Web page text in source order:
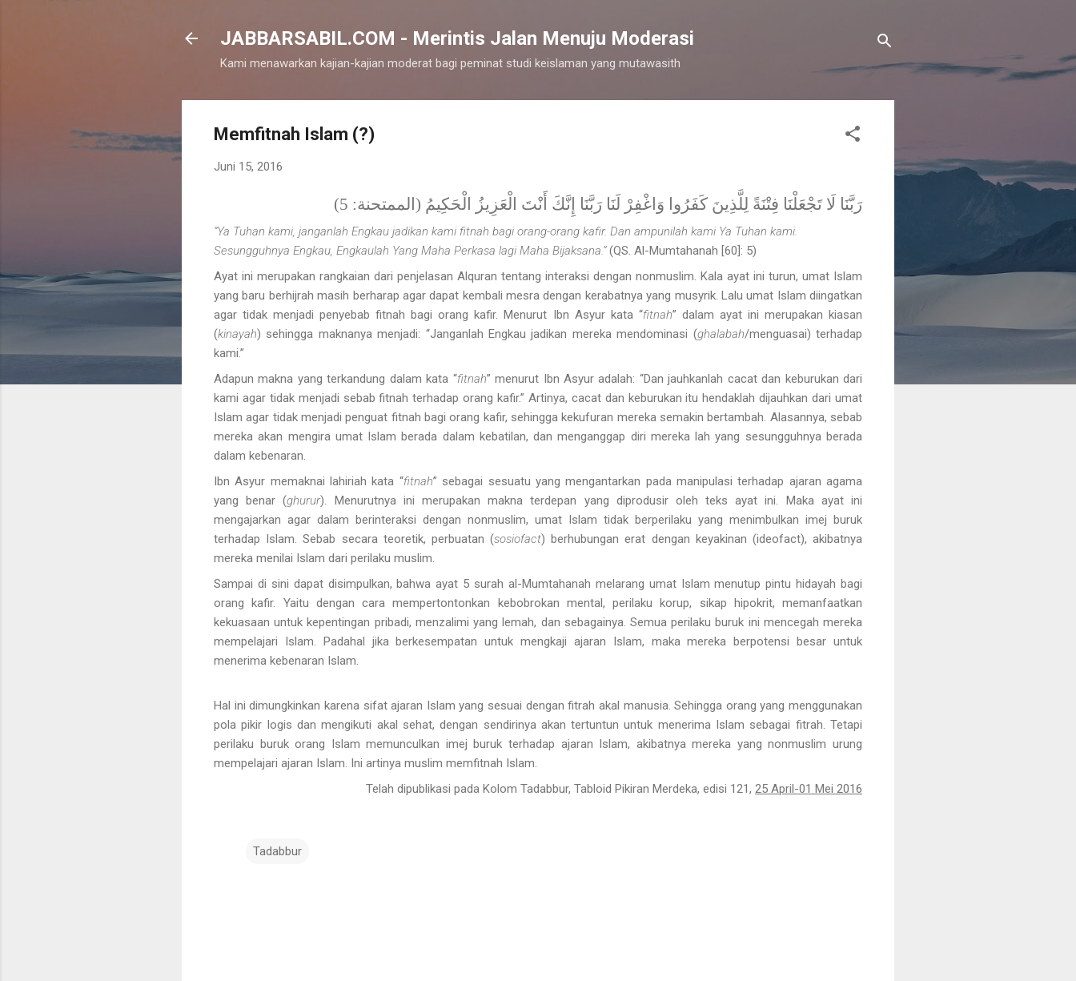
JABBARSABIL.COM - Merintis Jalan Menuju Moderasi
Kami menawarkan kajian-kajian moderat bagi peminat studi keislaman yang mutawasith
Memfitnah Islam (?)
Juni 15, 2016
رَبَّنَا لَا تَجْعَلْنَا فِتْنَةً لِلَّذِينَ كَفَرُوا وَاغْفِرْ لَنَا رَبَّنَا إِنَّكَ أَنْتَ الْعَزِيزُ الْحَكِيمُ (الممتحنة: 5)
“Ya Tuhan kami, janganlah Engkau jadikan kami fitnah bagi orang-orang kafir. Dan ampunilah kami Ya Tuhan kami.
Sesungguhnya Engkau, Engkaulah Yang Maha Perkasa lagi Maha Bijaksana.”(QS. Al-Mumtahanah [60]: 5)
Ayat ini merupakan rangkaian dari penjelasan Alquran tentang interaksi dengan nonmuslim. Kala ayat ini turun, umat Islam
yang baru berhijrah masih berharap agar dapat kembali mesra dengan kerabatnya yang musyrik. Lalu umat Islam diingatkan
agar tidak menjadi penyebab fitnah bagi orang kafir. Menurut Ibn Asyur kata “fitnah” dalam ayat ini merupakan kiasan
(kinayah) sehingga maknanya menjadi: “Janganlah Engkau jadikan mereka mendominasi (ghalabah/menguasai) terhadap
kami.”
Adapun makna yang terkandung dalam kata “fitnah” menurut Ibn Asyur adalah: “Dan jauhkanlah cacat dan keburukan dari
kami agar tidak menjadi sebab fitnah terhadap orang kafir.” Artinya, cacat dan keburukan itu hendaklah dijauhkan dari umat
Islam agar tidak menjadi penguat fitnah bagi orang kafir, sehingga kekufuran mereka semakin bertambah. Alasannya, sebab
mereka akan mengira umat Islam berada dalam kebatilan, dan menganggap diri mereka lah yang sesungguhnya berada
dalam kebenaran.
Ibn Asyur memaknai lahiriah kata “fitnah” sebagai sesuatu yang mengantarkan pada manipulasi terhadap ajaran agama
yang benar (ghurur). Menurutnya ini merupakan makna terdepan yang diprodusir oleh teks ayat ini. Maka ayat ini
mengajarkan agar dalam berinteraksi dengan nonmuslim, umat Islam tidak berperilaku yang menimbulkan imej buruk
terhadap Islam. Sebab secara teoretik, perbuatan (sosiofact) berhubungan erat dengan keyakinan (ideofact), akibatnya
mereka menilai Islam dari perilaku muslim.
Sampai di sini dapat disimpulkan, bahwa ayat 5 surah al-Mumtahanah melarang umat Islam menutup pintu hidayah bagi
orang kafir. Yaitu dengan cara mempertontonkan kebobrokan mental, perilaku korup, sikap hipokrit, memanfaatkan
kekuasaan untuk kepentingan pribadi, menzalimi yang lemah, dan sebagainya. Semua perilaku buruk ini mencegah mereka
mempelajari Islam. Padahal jika berkesempatan untuk mengkaji ajaran Islam, maka mereka berpotensi besar untuk
menerima kebenaran Islam.
Hal ini dimungkinkan karena sifat ajaran Islam yang sesuai dengan fitrah akal manusia. Sehingga orang yang menggunakan
pola pikir logis dan mengikuti akal sehat, dengan sendirinya akan tertuntun untuk menerima Islam sebagai fitrah. Tetapi
perilaku buruk orang Islam memunculkan imej buruk terhadap ajaran Islam, akibatnya mereka yang nonmuslim urung
mempelajari ajaran Islam. Ini artinya muslim memfitnah Islam.
Telah dipublikasi pada Kolom Tadabbur, Tabloid Pikiran Merdeka, edisi 121, 25 April-01 Mei 2016
Tadabbur